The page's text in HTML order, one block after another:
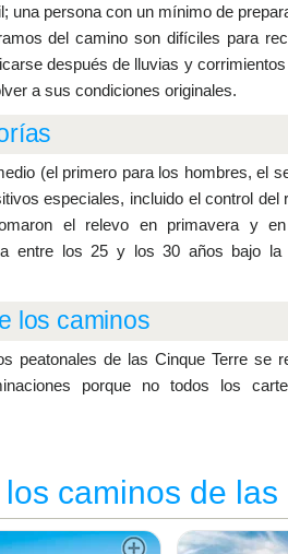
una persona con un mínimo de
del camino son difíciles para
después de lluvias y
a sus condiciones originales.
(el primero para los hombres, el
especiales, incluido el control
el relevo en primavera y
entre los 25 y los 30 años bajo
los caminos
peatonales de las Cinque Terre se
porque no todos los
caminos de las